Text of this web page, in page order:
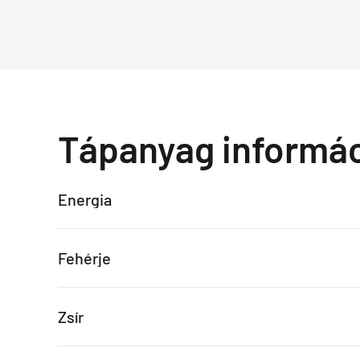
Tápanyag
Energia
Fehérje
Zsír